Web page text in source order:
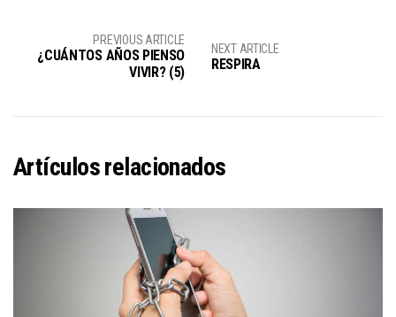
PREVIOUS ARTICLE
¿CUÁNTOS AÑOS PIENSO
VIVIR? (5)
NEXT ARTICLE
RESPIRA
Artículos relacionados